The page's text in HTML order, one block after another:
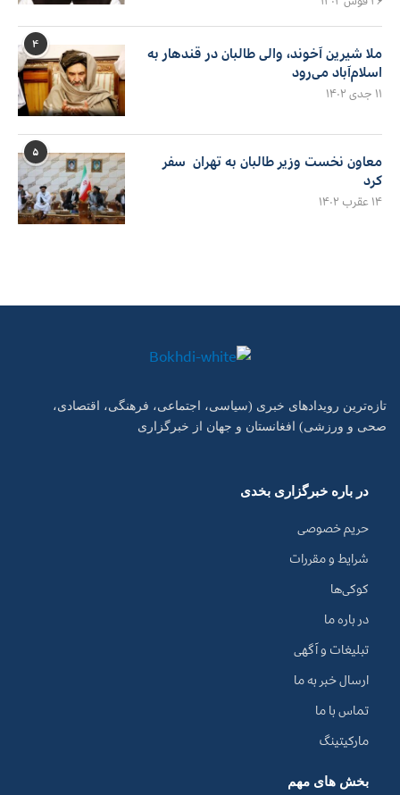
۴
ملا شیرین آخوند، والی طالبان در قندهار به
اسلام‌آباد می‌رود
۱۱ جدی ۱۴۰۲
۵
معاون نخست وزیر طالبان به تهران سفر
کرد
۱۴ عقرب ۱۴۰۲
تازه‌ترین رویدادهای خبری (سیاسی، اجتماعی، فرهنگی، اقتصادی،
صحی و ورزشی) افغانستان و جهان از خبرگزاری
در باره خبرگزاری بخدی
حریم خصوصی
شرایط و مقررات
کوکی‌ها
در باره ما
تبلیغات و آگهی
ارسال خبر به ما
تماس با ما
مارکیتینگ
بخش های مهم